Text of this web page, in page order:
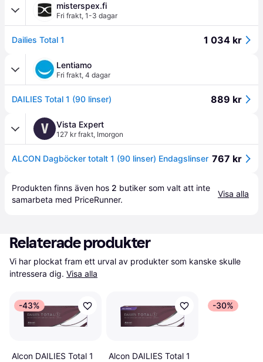
misterspex.fi
Fri frakt, 1-3 dagar
Dailies Total 1 1 034 kr
Lentiamo
Fri frakt, 4 dagar
DAILIES Total 1 (90 linser) 889 kr
V Vista Expert
127 kr frakt, Imorgon
ALCON Dagböcker totalt 1 (90 linser) Endagslinser 767 kr
Produkten finns även hos 2 butiker som valt att inte
samarbeta med PriceRunner.
Visa alla
Relaterade produkter
Vi har plockat fram ett urval av produkter som kanske skulle
intressera dig. Visa alla
-43%
Alcon DAILIES Total 1
Alcon DAILIES Total 1
-30%